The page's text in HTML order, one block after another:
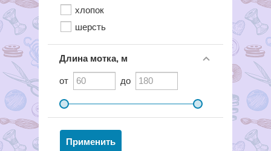
хлопок
шерсть
Длина мотка, м
от до